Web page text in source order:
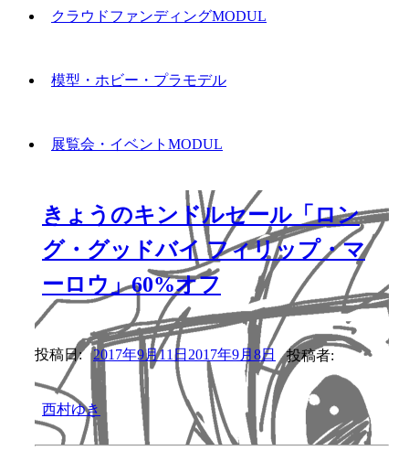
クラウドファンディングMODUL
模型・ホビー・プラモデル
展覧会・イベントMODUL
きょうのキンドルセール「ロン
グ・グッドバイ フィリップ・マ
ーロウ」60%オフ
投稿日: 2017年9月11日 2017年9月8日 投稿者:
西村ゆき